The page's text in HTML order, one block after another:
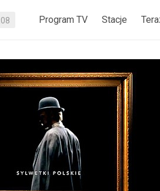
08 Program TV Stacje